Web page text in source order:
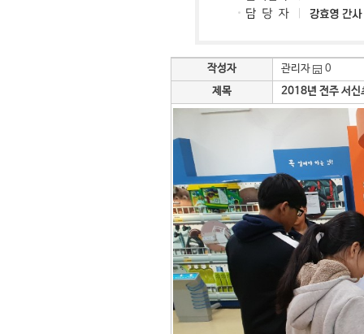
작성자 관리자
0
제목
2018년 전주 서신